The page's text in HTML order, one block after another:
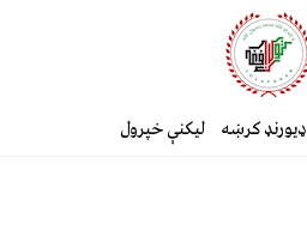
ډیورنډ کرښه لیکنې خپرول